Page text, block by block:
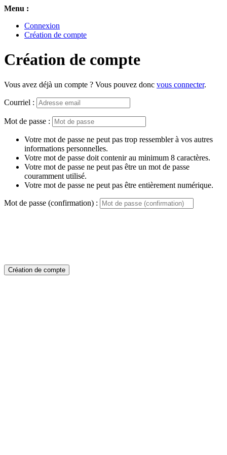
Menu :
Connexion
Création de compte
Création de compte
Vous avez déjà un compte ? Vous pouvez donc vous connecter.
Courriel :
Mot de passe :
Votre mot de passe ne peut pas trop ressembler à vos autres
informations personnelles.
Votre mot de passe doit contenir au minimum 8 caractères.
Votre mot de passe ne peut pas être un mot de passe
couramment utilisé.
Votre mot de passe ne peut pas être entièrement numérique.
Mot de passe (confirmation) :
Création de compte